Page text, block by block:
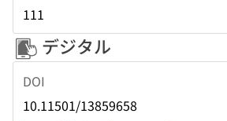
111
デジタル
DOI
10.11501/13859658